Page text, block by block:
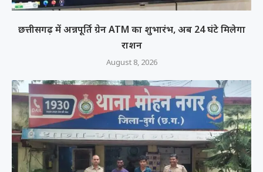
छत्तीसगढ़ में अन्नपूर्ति ग्रेन ATM का शुभारंभ, अब 24 घंटे मिलेगा
राशन
August 8, 2026